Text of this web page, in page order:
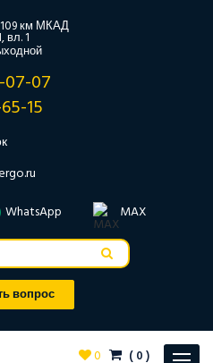
км МКАД
вл. 1
07-07
15
WhatsApp MAX
вопрос
0 (0)